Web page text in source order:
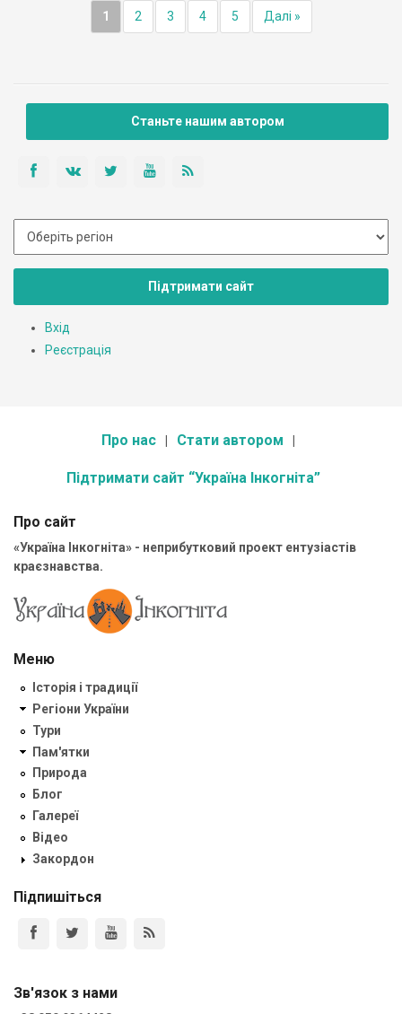
1 2 3 4 5 Далі »
Станьте нашим автором
Підтримати сайт
Вхід
Реєстрація
Про нас Стати автором
Підтримати сайт “Україна Інкогніта”
Про сайт
«Україна Інкогніта» - неприбутковий проект ентузіастів
краєзнавства.
Меню
Історія і традиції
Регіони України
Тури
Пам'ятки
Природа
Блог
Галереї
Відео
Закордон
Підпишіться
Зв'язок з нами